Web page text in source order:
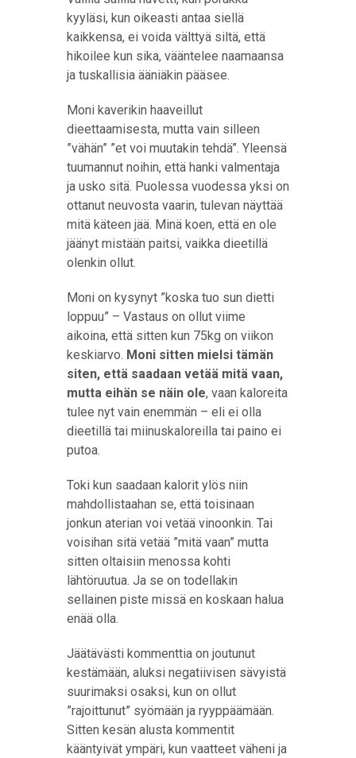
kyyläsi, kun oikeasti antaa siellä
kaikkensa, ei voida välttyä siltä, että
hikoilee kun sika, vääntelee naamaansa
ja tuskallisia ääniäkin pääsee.
Moni kaverikin haaveillut
dieettaamisesta, mutta vain silleen
”vähän” ”et voi muutakin tehdä”. Yleensä
tuumannut noihin, että hanki valmentaja
ja usko sitä. Puolessa vuodessa yksi on
ottanut neuvosta vaarin, tulevan näyttää
mitä käteen jää. Minä koen, että en ole
jäänyt mistään paitsi, vaikka dieetillä
olenkin ollut.
Moni on kysynyt ”koska tuo sun dietti
loppuu” – Vastaus on ollut viime
aikoina, että sitten kun 75kg on viikon
keskiarvo. Moni sitten mielsi tämän
siten, että saadaan vetää mitä vaan,
mutta eihän se näin ole, vaan kaloreita
tulee nyt vain enemmän – eli ei olla
dieetillä tai miinuskaloreilla tai paino ei
putoa.
Toki kun saadaan kalorit ylös niin
mahdollistaahan se, että toisinaan
jonkun aterian voi vetää vinoonkin. Tai
voisihan sitä vetää ”mitä vaan” mutta
sitten oltaisiin menossa kohti
lähtöruutua. Ja se on todellakin
sellainen piste missä en koskaan halua
enää olla.
Jäätävästi kommenttia on joutunut
kestämään, aluksi negatiivisen sävyistä
suurimaksi osaksi, kun on ollut
”rajoittunut” syömään ja ryyppäämään.
Sitten kesän alusta kommentit
kääntyivät ympäri, kun vaatteet väheni ja